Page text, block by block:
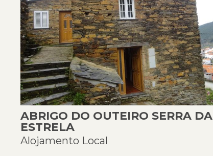
ABRIGO DO OUTEIRO SERRA DA
ESTRELA
Alojamento Local